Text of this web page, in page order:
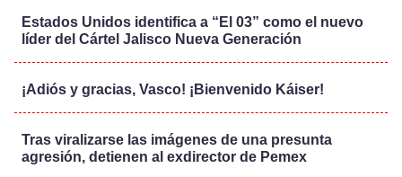
Estados Unidos identifica a “El 03” como el nuevo
líder del Cártel Jalisco Nueva Generación
¡Adiós y gracias, Vasco! ¡Bienvenido Káiser!
Tras viralizarse las imágenes de una presunta
agresión, detienen al exdirector de Pemex